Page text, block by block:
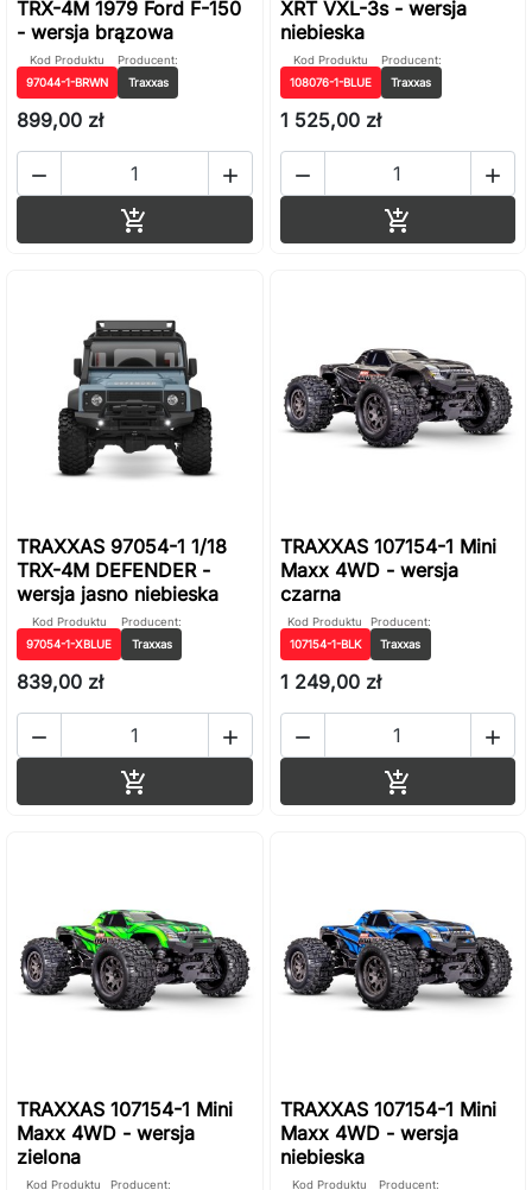
TRX-4M 1979 Ford F-150
- wersja brązowa
Kod Produktu
97044-1-BRWN
Producent:
Traxxas
899,00 zł
 

XRT VXL-3s - wersja
niebieska
Kod Produktu
108076-1-BLUE
Producent:
Traxxas
1 525,00 zł
 

TRAXXAS 97054-1 1/18
TRX-4M DEFENDER -
wersja jasno niebieska
Kod Produktu
97054-1-XBLUE
Producent:
Traxxas
839,00 zł
 

TRAXXAS 107154-1 Mini
Maxx 4WD - wersja
czarna
Kod Produktu
107154-1-BLK
Producent:
Traxxas
1 249,00 zł
 

TRAXXAS 107154-1 Mini
Maxx 4WD - wersja
zielona
Kod Produktu Producent:
TRAXXAS 107154-1 Mini
Maxx 4WD - wersja
niebieska
Kod Produktu Producent: